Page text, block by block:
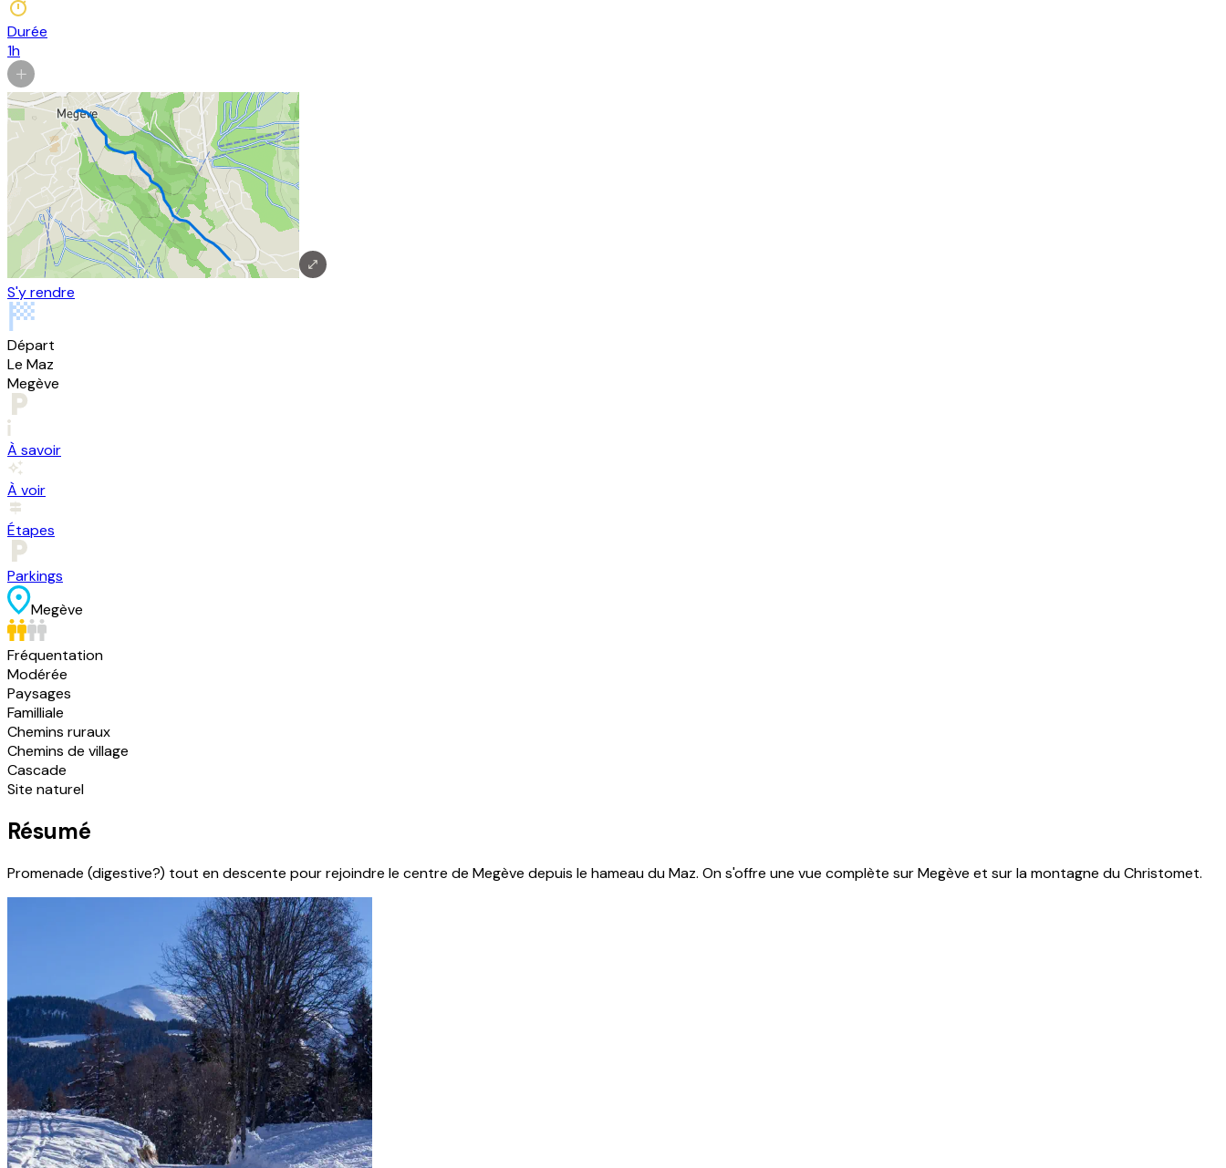
Durée
1h
S'y rendre
Départ
Le Maz
Megève
À savoir
À voir
Étapes
Parkings
Megève
Fréquentation
Modérée
Paysages
Familliale
Chemins ruraux
Chemins de village
Cascade
Site naturel
Résumé
Promenade (digestive?) tout en descente pour rejoindre le centre de Megève depuis le hameau du Maz. On s'offre une vue complète sur Megève et sur la montagne du Christomet.